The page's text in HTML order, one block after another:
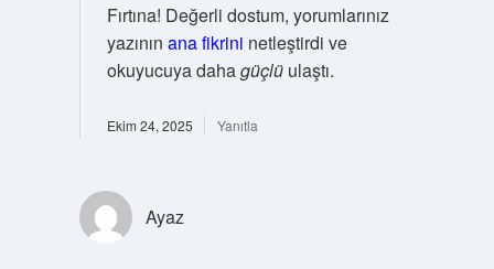
Fırtına! Değerli dostum, yorumlarınız
yazının ana fikrini netleştirdi ve
okuyucuya dahagüçlüulaştı.
Ekim 24, 2025 Yanıtla
Ayaz